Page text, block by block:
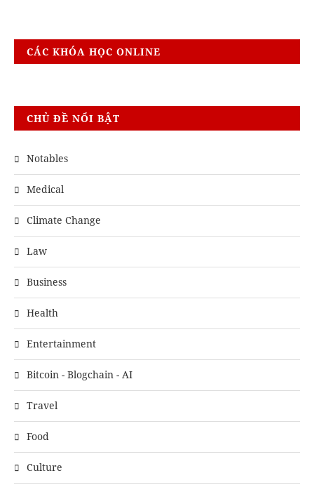
CÁC KHÓA HỌC ONLINE
CHỦ ĐỀ NỔI BẬT
Notables
Medical
Climate Change
Law
Business
Health
Entertainment
Bitcoin - Blogchain - AI
Travel
Food
Culture